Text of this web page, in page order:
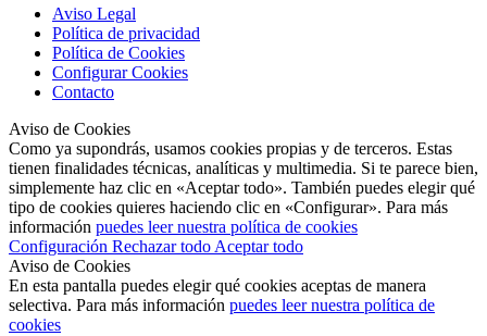
Aviso Legal
Política de privacidad
Política de Cookies
Configurar Cookies
Contacto
Aviso de Cookies
Como ya supondrás, usamos cookies propias y de terceros. Estas
tienen finalidades técnicas, analíticas y multimedia. Si te parece bien,
simplemente haz clic en «Aceptar todo». También puedes elegir qué
tipo de cookies quieres haciendo clic en «Configurar». Para más
información puedes leer nuestra política de cookies
Configuración Rechazar todo Aceptar todo
Aviso de Cookies
En esta pantalla puedes elegir qué cookies aceptas de manera
selectiva. Para más información puedes leer nuestra política de
cookies